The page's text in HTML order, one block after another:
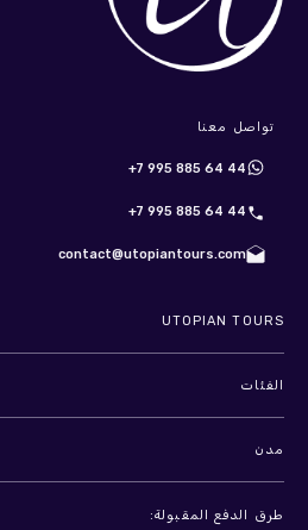
تواصل معنا
+7 995 885 64 44
+7 995 885 64 44
contact@utopiantours.com
UTOPIAN TOURS
سياسة الخصوصية
الفئات
ترفيه
مدن
طرق الدفع المقبولة: